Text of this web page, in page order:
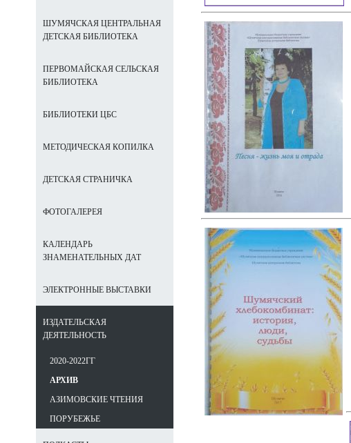
ШУМЯЧСКАЯ ЦЕНТРАЛЬНАЯ
ДЕТСКАЯ БИБЛИОТЕКА
ПЕРВОМАЙСКАЯ СЕЛЬСКАЯ
БИБЛИОТЕКА
БИБЛИОТЕКИ ЦБС
МЕТОДИЧЕСКАЯ КОПИЛКА
ДЕТСКАЯ СТРАНИЧКА
ФОТОГАЛЕРЕЯ
КАЛЕНДАРЬ
ЗНАМЕНАТЕЛЬНЫХ ДАТ
ЭЛЕКТРОННЫЕ ВЫСТАВКИ
ИЗДАТЕЛЬСКАЯ
ДЕЯТЕЛЬНОСТЬ
2020-2022ГГ
АРХИВ
АЗИМОВСКИЕ ЧТЕНИЯ
ПОРУБЕЖЬЕ